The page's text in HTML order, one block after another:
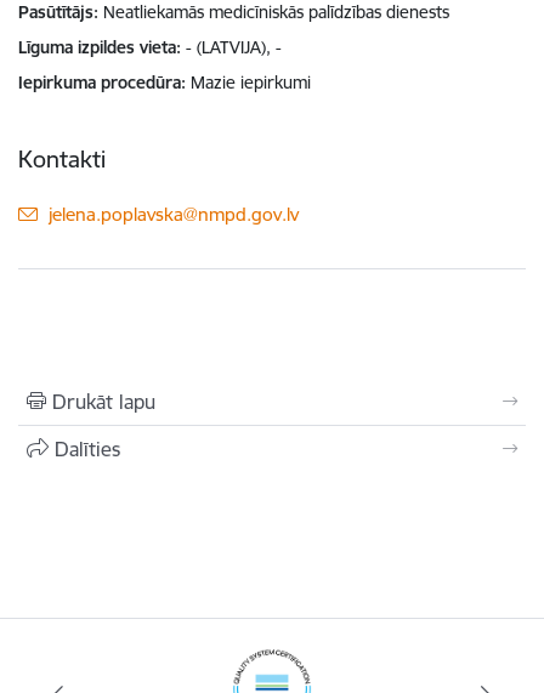
Pasūtītājs Neatliekamās medicīniskās palīdzības dienests
Līguma izpildes vieta - (LATVIJA), -
Iepirkuma procedūra Mazie iepirkumi
Kontakti
E-pasts:
jelena.poplavska@nmpd.gov.lv
Drukāt lapu
Dalīties